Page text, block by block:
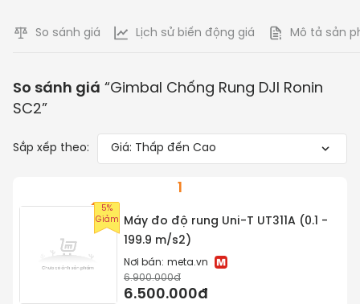
So sánh giá Lịch sử biến động giá Mô tả sản
So sánh giá “Gimbal Chống Rung DJI Ronin
SC2”
Sắp xếp theo: Giá: Thấp đến Cao
1
5%
Giảm
Máy đo độ rung Uni-T UT311A (0.1 -
199.9 m/s2)
Nơi bán: meta.vn
6.900.000đ
6.500.000đ